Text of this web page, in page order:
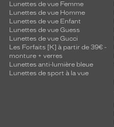
Lunettes de vue Femme
Lunettes de vue Homme
Lunettes de vue Enfant
Lunettes de vue Guess
Lunettes de vue Gucci
Les Forfaits [K] à partir de 39€ -
monture + verres
Lunettes anti-lumière bleue
Lunettes de sport à la vue